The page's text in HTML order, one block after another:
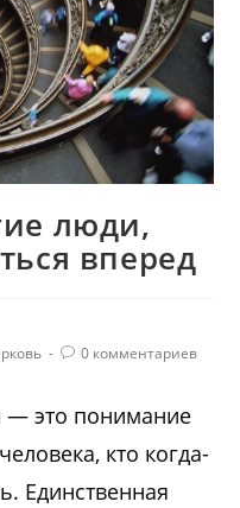
люди,
вперед
0 комментариев
— это понимание
кто когда-
Единственная